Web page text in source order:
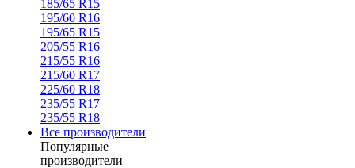
185/65 R15
195/60 R16
195/65 R15
205/55 R16
215/55 R16
215/60 R17
225/60 R18
235/55 R17
235/55 R18
Все производители
Популярные
производители